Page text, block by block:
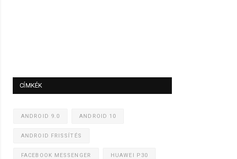
CÍMKÉK
ANDROID 9.0 ANDROID 10
ANDROID FRISSÍTÉS
FACEBOOK MESSENGER HUAWEI P30